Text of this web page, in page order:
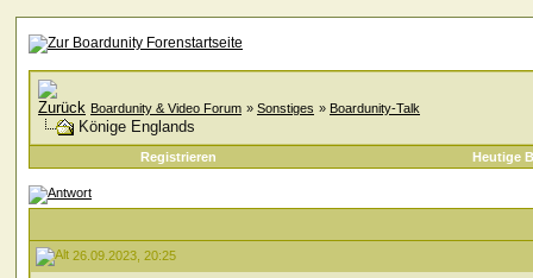
Boardunity & Video Forum » Sonstiges » Boardunity-Talk
Könige Englands
Registrieren Heutige
26.09.2023, 20:25